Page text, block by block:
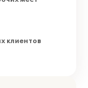
клиентов